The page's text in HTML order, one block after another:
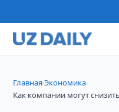
Главная›Экономика›
Как компании могут